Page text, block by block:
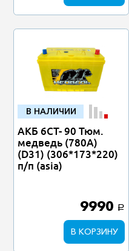
В НАЛИЧИИ
АКБ 6СТ- 90 Тюм.
медведь (780А)
(D31) (306*173*220)
п/п (asia)
9990 a
В КОРЗИНУ